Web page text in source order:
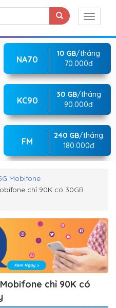
NA70
10 GB/tháng
70.000đ
KC90
30 GB/tháng
90.000đ
FM
240 GB/tháng
180.000đ
Mobifone
chỉ 90K có 30GB
chỉ 90K có